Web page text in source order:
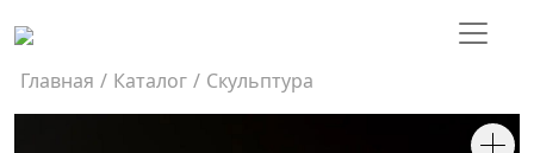
Главная / Каталог / Скульптура